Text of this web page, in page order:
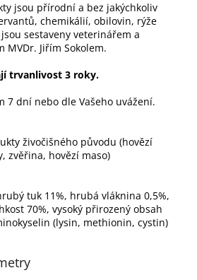
jsou přírodní a bez jakýchkoliv
chemikálií, obilovin, rýže
sestaveny veterinářem a
MVDr. Jiřím Sokolem.
trvanlivost 3 roky.
7 dní nebo dle Vašeho uvážení.
živočišného původu (hovězí
zvěřina, hovězí maso)
tuk 11%, hrubá vláknina 0,5%,
70%, vysoký přirozený obsah
(lysin, methionin, cystin)